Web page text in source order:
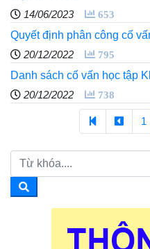
14/06/2023
653
Quyết định phân công cố
20/12/2022
795
Danh sách cố vấn học tập
20/12/2022
738
1